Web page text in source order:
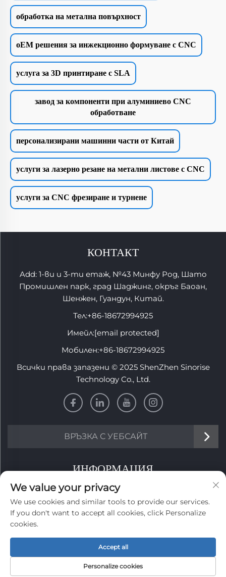
обработка на метална повърхност
oEM решения за инжекционно формуване с CNC
услуга за 3D принтиране с SLA
завод за компоненти при алуминиево CNC
обработване
персонализирани машинни части от Китай
услуги за лазерно резане на метални листове с CNC
услуги за CNC фрезиране и турнене
КОНТАКТ
Add: 1-ви и 3-ти етаж, №43 Минфу Род, Шато
Промишлен парк, град Шаджинг, окръг Баоан,
Шенжен, Гуандун, Китай.
Тел:+86-18672994925
Имейл:[email protected]
Мобилен:+86-18672994925
Всички права запазени © 2025 ShenZhen Sinorise
Technology Co., Ltd.
ВРЪЗКА С УЕБСАЙТ
ИНФОРМАЦИЯ
Запишете се, за да получавате нашия седмичен
бюлетин
Изпрати
We value your privacy
We use cookies and similar tools to provide our services.
If you don't want to accept all cookies, click Personalize
cookies.
Personalize cookies
Accept all